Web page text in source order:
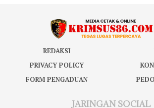
REDAKSI
PRIVACY POLICY
FORM PENGADUAN
JARINGAN SOCIAL